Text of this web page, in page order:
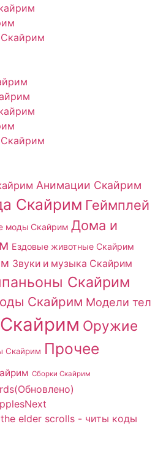
Анимации Скайрим
Скайрим Геймплей
моды Скайрим Дома и
Ездовые животные Скайрим
Звуки и музыка Скайрим
Скайрим
Скайрим Модели тел
Оружие
Скайрим Прочее
Сборки Скайрим
Next